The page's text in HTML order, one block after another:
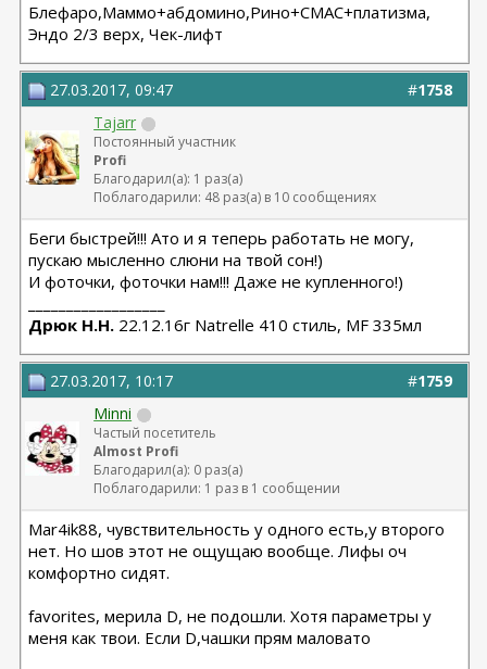
Блефаро,Маммо+абдомино,Рино+СМАС+платизма,
Эндо 2/3 верх, Чек-лифт
#1758
27.03.2017, 09:47
Tajarr
Постоянный участник
Profi
Благодарил(а): 1 раз(а)
Поблагодарили: 48 раз(а) в 10 сообщениях
Беги быстрей!!! Ато и я теперь работать не могу,
пускаю мысленно слюни на твой сон!)
И фоточки, фоточки нам!!! Даже не купленного!)
Дрюк Н.Н. 22.12.16г Natrelle 410 стиль, MF 335мл
#1759
27.03.2017, 10:17
Minni
Частый посетитель
Almost Profi
Благодарил(а): 0 раз(а)
Поблагодарили: 1 раз в 1 сообщении
Mar4ik88, чувствительность у одного есть,у второго
нет. Но шов этот не ощущаю вообще. Лифы оч
комфортно сидят.
favorites, мерила D, не подошли. Хотя параметры у
меня как твои. Если D,чашки прям маловато